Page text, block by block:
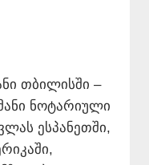
თბილისში –
ნოტარიული
ესპანეთში,